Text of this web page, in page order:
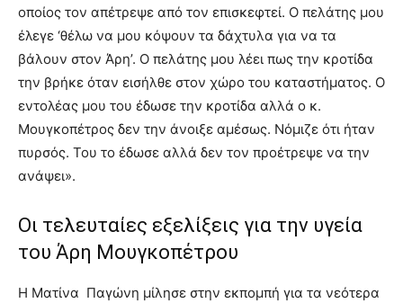
οποίος τον απέτρεψε από τον επισκεφτεί. Ο πελάτης μου
έλεγε ‘θέλω να μου κόψουν τα δάχτυλα για να τα
βάλουν στον Άρη’. Ο πελάτης μου λέει πως την κροτίδα
την βρήκε όταν εισήλθε στον χώρο του καταστήματος. Ο
εντολέας μου του έδωσε την κροτίδα αλλά ο κ.
Μουγκοπέτρος δεν την άνοιξε αμέσως. Νόμιζε ότι ήταν
πυρσός. Του το έδωσε αλλά δεν τον προέτρεψε να την
ανάψει».
Οι τελευταίες εξελίξεις για την υγεία
του Άρη Μουγκοπέτρου
Η Ματίνα Παγώνη μίλησε στην εκπομπή για τα νεότερα